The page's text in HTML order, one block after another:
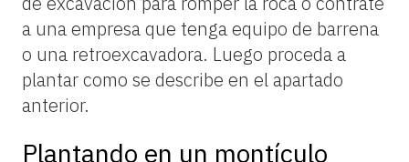
a una empresa que tenga equipo de barrena
o una retroexcavadora. Luego proceda a
plantar como se describe en el apartado
anterior.
Plantando en un montículo